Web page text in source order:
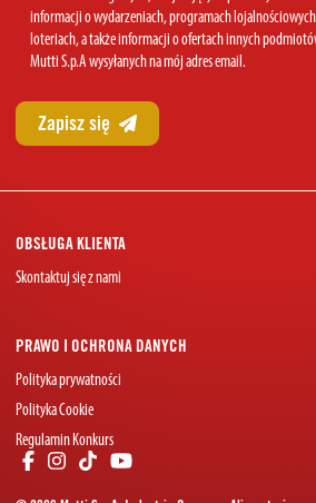
informacji o wydarzeniach, programach
loteriach, a także informacji o ofertach innych
Mutti S.p.A wysyłanych na mój adres email.
OBSŁUGA KLIENTA
Skontaktuj się z nami
PRAWO I OCHRONA DANYCH
Polityka prywatności
Polityka Cookie
Regulamin Konkurs